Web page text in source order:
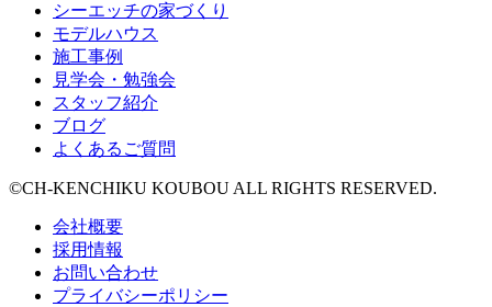
シーエッチの家づくり
モデルハウス
施工事例
見学会・勉強会
スタッフ紹介
ブログ
よくあるご質問
©CH-KENCHIKU KOUBOU ALL RIGHTS RESERVED.
会社概要
採用情報
お問い合わせ
プライバシーポリシー